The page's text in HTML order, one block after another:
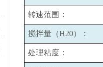
转速范围：
搅拌量（H20）：
处理粘度：